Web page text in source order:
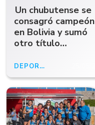
Un chubutense se
consagró campeón
en Bolivia y sumó
otro título
DEPORTES